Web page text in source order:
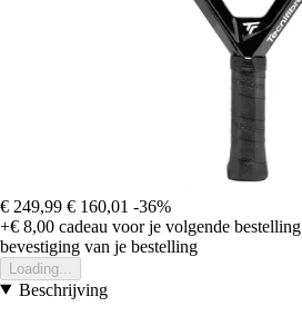
€ 249,99 € 160,01 -36%
+€ 8,00 cadeau voor je volgende bestelling
bevestiging van je bestelling
Loading...
Beschrijving